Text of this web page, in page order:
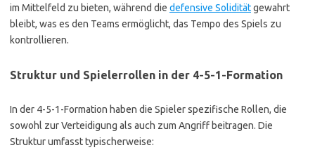
im Mittelfeld zu bieten, während die defensive Soliditätgewahrt
bleibt, was es den Teams ermöglicht, das Tempo des Spiels zu
kontrollieren.
Struktur und Spielerrollen in der 4-5-1-Formation
In der 4-5-1-Formation haben die Spieler spezifische Rollen, die
sowohl zur Verteidigung als auch zum Angriff beitragen. Die
Struktur umfasst typischerweise: